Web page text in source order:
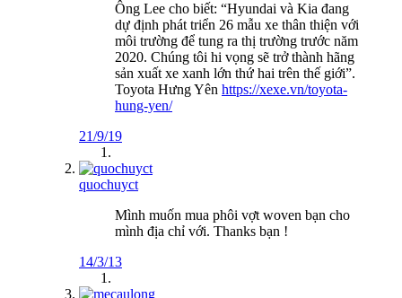
Ông Lee cho biết: “Hyundai và Kia đang
dự định phát triển 26 mẫu xe thân thiện với
môi trường để tung ra thị trường trước năm
2020. Chúng tôi hi vọng sẽ trở thành hãng
sản xuất xe xanh lớn thứ hai trên thế giới”.
Toyota Hưng Yên https://xexe.vn/toyota-
hung-yen/
21/9/19
quochuyct
Mình muốn mua phôi vợt woven bạn cho
mình địa chỉ với. Thanks bạn !
14/3/13